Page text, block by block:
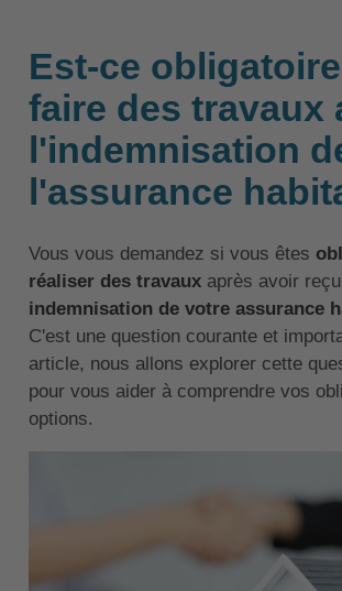
Est-ce
faire des travaux
l'indemnisation
l'assurance
Vous vous demandez si vous êtes
réaliser des travauxaprès avoir
indemnisation de votre assurance
C'est une question courante et
article, nous allons explorer cette
pour vous aider à comprendre vos
options.